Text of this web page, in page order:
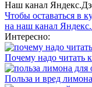
Наш канал
Чтобы оставаться в
на наш канал
Интересно:
Почему надо читать
Польза и вред